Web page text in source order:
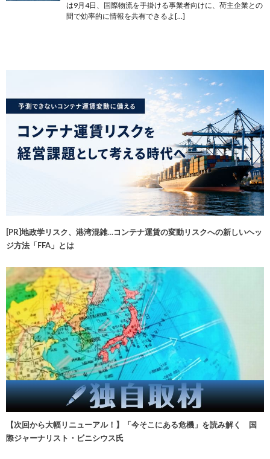
は9月4日、国際物流を手掛ける事業者向けに、荷主企業との
間で効率的に情報を共有できるよ[…]
[PR]地政学リスク、港湾混雑…コンテナ運賃の変動リスクへの新しいヘッ
ジ方法「FFA」とは
【次回から大幅リニューアル！】「今そこにある危機」を読み解く 国
際ジャーナリスト・ビニシウス氏